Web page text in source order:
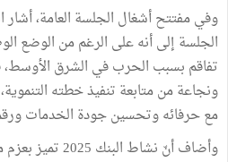
وفي مفتتح أشغال الجلسة العامة،
الجلسة إلى أنه على الرغم من الوضع
ونجاعة من متابعة تنفيذ خطته
مع حرفائه وتحسين جودة الخدمات
وأضاف أنّ نشاط